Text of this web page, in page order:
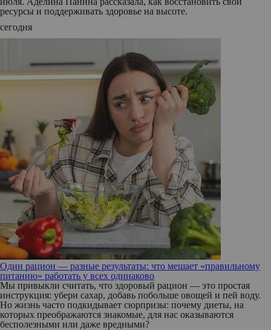
ресурсы и поддерживать здоровье на высоте.
сегодня
Один рацион — разные результаты: что мешает «правильному
питанию» работать у всех одинаково
Мы привыкли считать, что здоровый рацион — это простая
инструкция: убери сахар, добавь побольше овощей и пей воду.
Но жизнь часто подкидывает сюрпризы: почему диеты, на
которых преображаются знакомые, для нас оказываются
бесполезными или даже вредными?